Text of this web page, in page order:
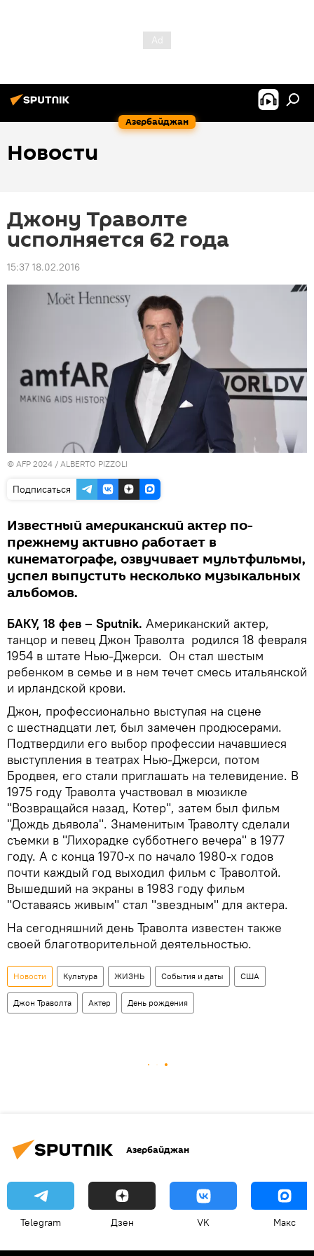
Азербайджан
Новости
Джону Траволте
исполняется 62 года
15:37 18.02.2016
© AFP 2024 / ALBERTO PIZZOLI
Подписаться
Известный американский актер по-
прежнему активно работает в
кинематографе, озвучивает мультфильмы,
успел выпустить несколько музыкальных
альбомов.
БАКУ, 18 фев – Sputnik. Американский актер,
танцор и певец Джон Траволта родился 18 февраля
1954 в штате Нью-Джерси. Он стал шестым
ребенком в семье и в нем течет смесь итальянской
и ирландской крови.
Джон, профессионально выступая на сцене
с шестнадцати лет, был замечен продюсерами.
Подтвердили его выбор профессии начавшиеся
выступления в театрах Нью-Джерси, потом
Бродвея, его стали приглашать на телевидение. В
1975 году Траволта участвовал в мюзикле
"Возвращайся назад, Котер", затем был фильм
"Дождь дьявола". Знаменитым Траволту сделали
съемки в "Лихорадке субботнего вечера" в 1977
году. А с конца 1970-х по начало 1980-х годов
почти каждый год выходил фильм с Траволтой.
Вышедший на экраны в 1983 году фильм
"Оставаясь живым" стал "звездным" для актера.
На сегодняшний день Траволта известен также
своей благотворительной деятельностью.
Новости Культура ЖИЗНЬ События и даты США
Джон Траволта Актер День рождения
Азербайджан
Telegram Дзен VK Макс